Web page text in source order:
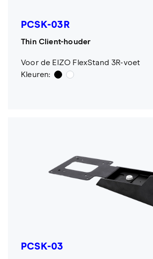
PCSK-03R
Thin Client-houder
Voor de EIZO FlexStand 3R-voet
Kleuren:
PCSK-03